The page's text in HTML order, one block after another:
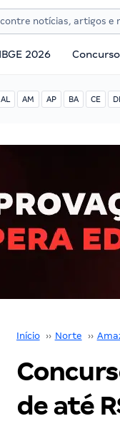
2026
AL AM AP BA CE
Início ›› Norte ››
de até